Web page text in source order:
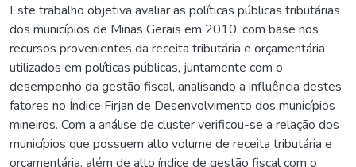
Este trabalho objetiva avaliar as políticas públicas tributárias
dos municípios de Minas Gerais em 2010, com base nos
recursos provenientes da receita tributária e orçamentária
utilizados em políticas públicas, juntamente com o
desempenho da gestão fiscal, analisando a influência destes
fatores no Índice Firjan de Desenvolvimento dos municípios
mineiros. Com a análise de cluster verificou-se a relação dos
municípios que possuem alto volume de receita tributária e
orçamentária, além de alto índice de gestão fiscal com o